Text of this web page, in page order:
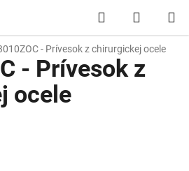
Hľadať
KOŠÍK
- Prívesok z chirurgickej ocele
- Prívesok z
ocele